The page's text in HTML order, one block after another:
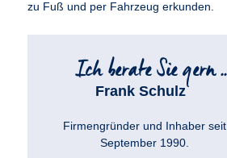
zu Fuß und per Fahrzeug erkunden.
Frank Schulz
Firmengründer und Inhaber seit
September 1990.